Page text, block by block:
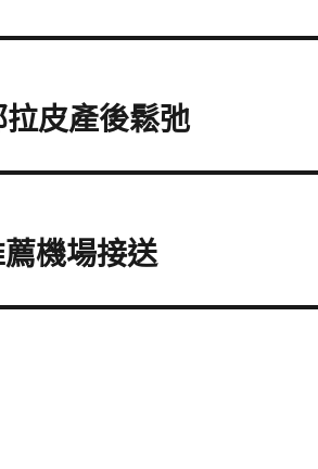
皮產後鬆弛
機場接送